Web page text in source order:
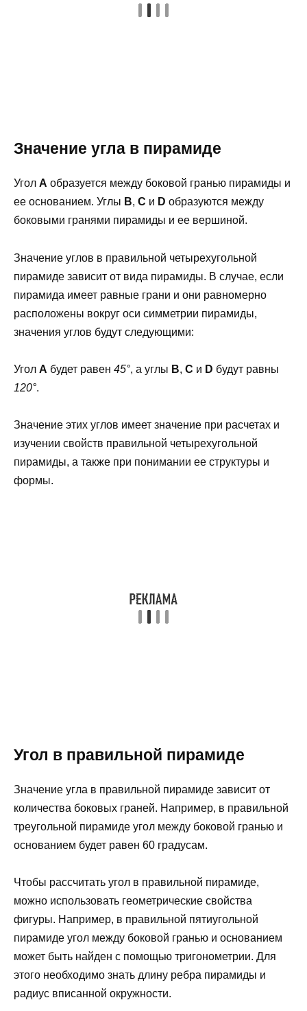
Значение угла в пирамиде
Угол А образуется между боковой гранью пирамиды и
ее основанием. Углы В, С и D образуются между
боковыми гранями пирамиды и ее вершиной.
Значение углов в правильной четырехугольной
пирамиде зависит от вида пирамиды. В случае, если
пирамида имеет равные грани и они равномерно
расположены вокруг оси симметрии пирамиды,
значения углов будут следующими:
Угол А будет равен 45°, а углы В, С и D будут равны
120°.
Значение этих углов имеет значение при расчетах и
изучении свойств правильной четырехугольной
пирамиды, а также при понимании ее структуры и
формы.
Угол в правильной пирамиде
Значение угла в правильной пирамиде зависит от
количества боковых граней. Например, в правильной
треугольной пирамиде угол между боковой гранью и
основанием будет равен 60 градусам.
Чтобы рассчитать угол в правильной пирамиде,
можно использовать геометрические свойства
фигуры. Например, в правильной пятиугольной
пирамиде угол между боковой гранью и основанием
может быть найден с помощью тригонометрии. Для
этого необходимо знать длину ребра пирамиды и
радиус вписанной окружности.